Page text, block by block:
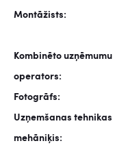
Montāžists:
Kombinēto uzņēmumu
operators:
Fotogrāfs:
Uzņemšanas tehnikas
mehāniķis: